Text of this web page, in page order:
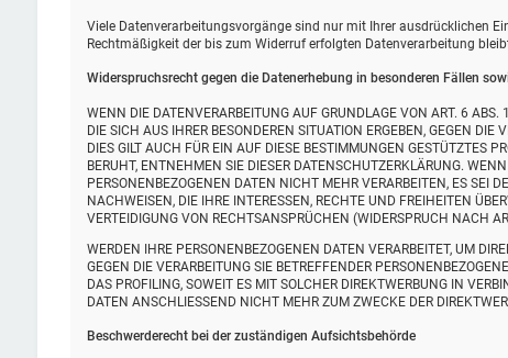
Viele Datenverarbeitungsvorgänge sind nur mit Ihrer ausdrücklichen
Rechtmäßigkeit der bis zum Widerruf erfolgten Datenverarbeitung
Widerspruchsrecht gegen die Datenerhebung in besonderen Fällen
WENN DIE DATENVERARBEITUNG AUF GRUNDLAGE VON ART. 6 ABS.
DIE SICH AUS IHRER BESONDEREN SITUATION ERGEBEN, GEGEN
DIES GILT AUCH FÜR EIN AUF DIESE BESTIMMUNGEN GESTÜTZTES
BERUHT, ENTNEHMEN SIE DIESER DATENSCHUTZERKLÄRUNG.
PERSONENBEZOGENEN DATEN NICHT MEHR VERARBEITEN, ES SEI
NACHWEISEN, DIE IHRE INTERESSEN, RECHTE UND FREIHEITEN
VERTEIDIGUNG VON RECHTSANSPRÜCHEN (WIDERSPRUCH NACH
WERDEN IHRE PERSONENBEZOGENEN DATEN VERARBEITET, UM
GEGEN DIE VERARBEITUNG SIE BETREFFENDER
DAS PROFILING, SOWEIT ES MIT SOLCHER DIREKTWERBUNG IN
DATEN ANSCHLIESSEND NICHT MEHR ZUM ZWECKE DER
Beschwerde­recht bei der zuständigen Aufsichts­behörde